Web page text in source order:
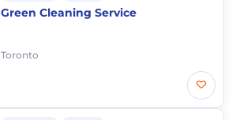
Green Cleaning Service
Toronto